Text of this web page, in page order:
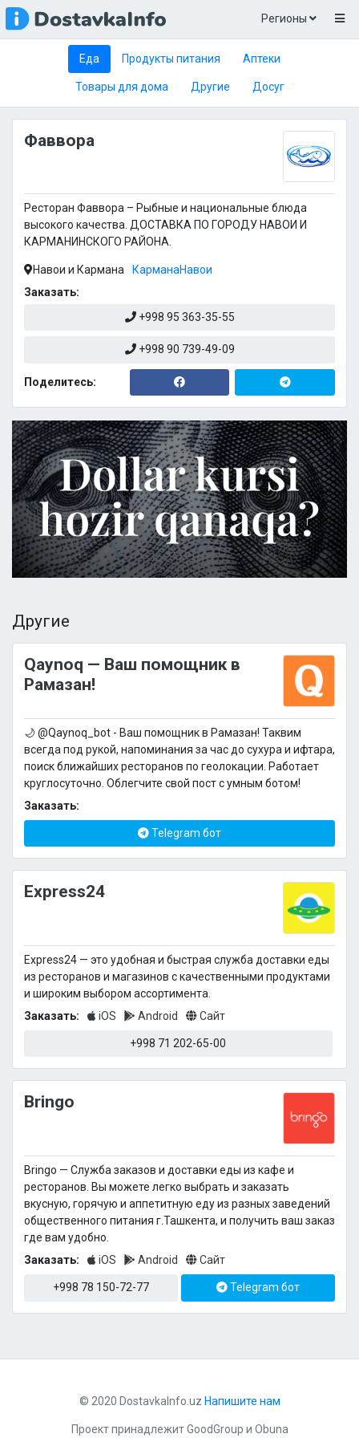
Регионы
Еда Продукты питания Аптеки
Товары для дома Другие Досуг
Фаввора
Ресторан Фаввора – Рыбные и национальные блюда
высокого качества. ДОСТАВКА ПО ГОРОДУ НАВОИ И
КАРМАНИНСКОГО РАЙОНА.
Навои и Кармана КарманаНавои
Заказать:
+998 95 363-35-55
+998 90 739-49-09
Поделитесь:
Другие
Qaynoq — Ваш помощник в
Рамазан!
🌙 @Qaynoq_bot - Ваш помощник в Рамазан! Таквим
всегда под рукой, напоминания за час до сухура и ифтара,
поиск ближайших ресторанов по геолокации. Работает
круглосуточно. Облегчите свой пост с умным ботом!
Заказать:
Telegram бот
Express24
Express24 — это удобная и быстрая служба доставки еды
из ресторанов и магазинов с качественными продуктами
и широким выбором ассортимента.
Заказать:
iOS Android Сайт
+998 71 202-65-00
Bringo
Bringo — Cлужба заказов и доставки еды из кафе и
ресторанов. Вы можете легко выбрать и заказать
вкусную, горячую и аппетитную еду из разных заведений
общественного питания г.Ташкента, и получить ваш заказ
где вам удобно.
Заказать:
iOS Android Сайт
+998 78 150-72-77 Telegram бот
© 2020 DostavkaInfo.uz Напишите нам
Проект принадлежитGoodGroup и Obuna